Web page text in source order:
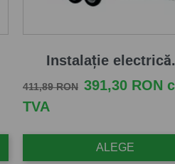
Instalație
Pret de baza
411,89 RON Pret
391,30 RON
TVA
ALEGE